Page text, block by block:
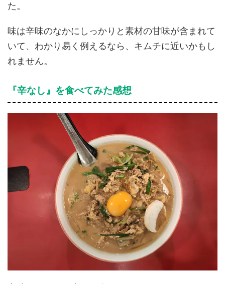
た。
味は辛味のなかにしっかりと素材の甘味が含まれて
いて、わかり易く例えるなら、キムチに近いかもし
れません。
『辛なし』を食べてみた感想